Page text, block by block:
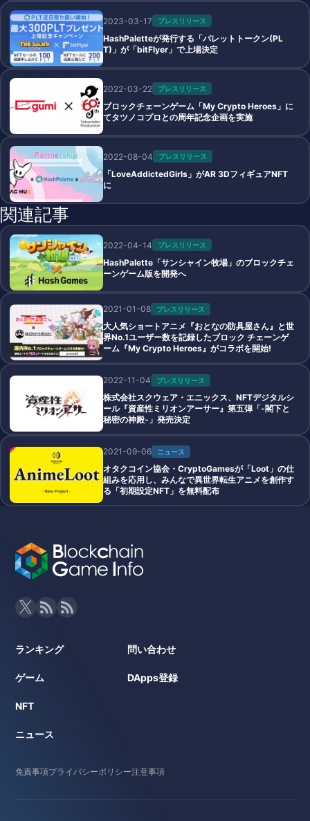
2023-03-17 プレスリリース
HashPaletteが発行する「パレットトークン(PL
T)」が「bitFlyer」で上場決定
2022-03-22 プレスリリース
ブロックチェーンゲーム「My Crypto Heroes」に
てタツノコプロとの周年記念企画を実施
2022-08-04 プレスリリース
「LoveAddictedGirls」がAR 3DフィギュアNFT
に
関連記事
2022-04-14 プレスリリース
HashPalette「サンシャイン牧場」のブロックチェ
ーンゲーム版を開発へ
2021-01-08 プレスリリース
大人気ショートアニメ『おとなの防具屋さん』と世
界No.1ユーザー数を記録したブロック チェーンゲ
ーム『My Crypto Heroes』がコラボを開始!
2022-11-04 プレスリリース
株式会社スクウェア・エニックス、NFTデジタルシ
ール『資産性ミリオンアーサー』第五弾「-閣下と
秘密の神殿-」発売決定
2021-09-06 ニュース
オタクコイン協会・CryptoGamesが「Loot」の仕
組みを応用し、みんなで異世界転生アニメを創作す
る「初期設定NFT」を無料配布
ランキング
ゲーム
NFT
ニュース
問い合わせ
DApps登録
免責事項プライバシーポリシー注意事項